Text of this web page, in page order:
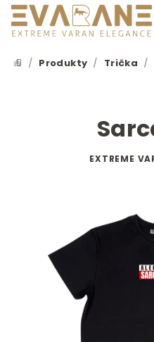
Přejít
na
obsah
Domů
/ Produkty / Trička /
EXTREME